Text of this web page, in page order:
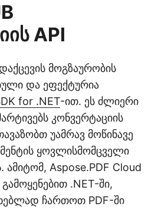
API
მოგზაურობის
და ეფექტურია
for .NET-ით. ეს ძლიერი
კონვერტაციის
უამრავ მოწინავე
ყოვლისმომცველი
ამიტომ, Aspose.PDF Cloud
.NET-ში,
ჩართოთ PDF-ში